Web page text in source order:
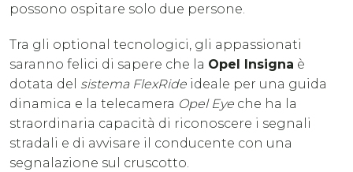
possono ospitare solo due persone.
Tra gli optional tecnologici, gli appassionati
saranno felici di sapere che la Opel Insigna è
dotata del sistema FlexRide ideale per una guida
dinamica e la telecamera Opel Eye che ha la
straordinaria capacità di riconoscere i segnali
stradali e di avvisare il conducente con una
segnalazione sul cruscotto.